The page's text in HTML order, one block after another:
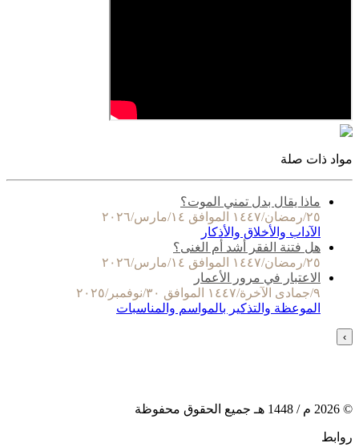
مواد ذات صلة
ماذا يقال بدل تمني الموت؟
٢٥/رمضان/١٤٤٧ الموافق ١٤/مارس/٢٠٢٦
الآداب والأخلاق والأذكار
هل فتنة الفقر أشد أم الغنى؟
٢٥/رمضان/١٤٤٧ الموافق ١٤/مارس/٢٠٢٦
الاعتبار في مرور الأعمار
٩/جمادى الآخرة/١٤٤٧ الموافق ٣٠/نوفمبر/٢٠٢٥
الموعظة والتذكير بالمواسم والمناسبات
›
©
2026 م / 1448 هـ جميع الحقوق محفوظة
روابط